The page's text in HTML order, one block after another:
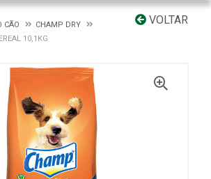
VOLTAR
CÃO
CHAMP DRY
10,1KG